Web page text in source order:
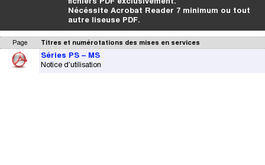
Nécéssite Acrobat Reader 7 minimum ou tout
autre liseuse PDF.
Page Titres et numérotations des mises en services
Séries PS – MS
Notice d'utilisation